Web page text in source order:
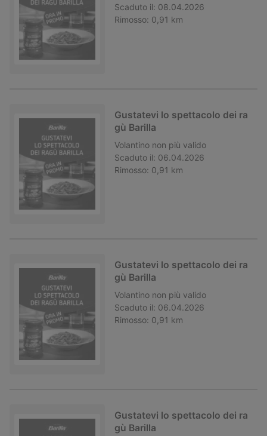
Scaduto il: 08.04.2026
Rimosso: 0,91 km
Gustatevi lo spettacolo dei ra
gù Barilla
Volantino non più valido
Scaduto il: 06.04.2026
Rimosso: 0,91 km
Gustatevi lo spettacolo dei ra
gù Barilla
Volantino non più valido
Scaduto il: 06.04.2026
Rimosso: 0,91 km
Gustatevi lo spettacolo dei ra
gù Barilla